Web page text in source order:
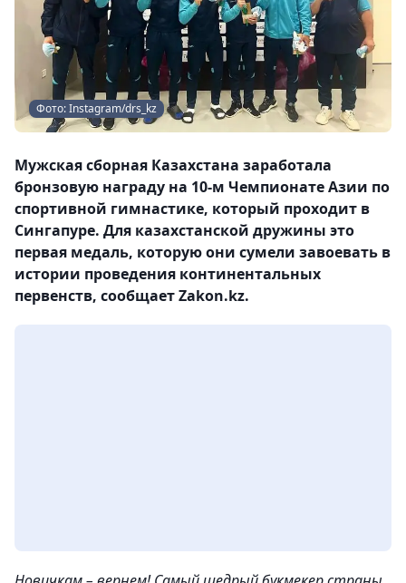
Фото: Instagram/drs_kz
Мужская сборная Казахстана заработала
бронзовую награду на 10-м Чемпионате Азии по
спортивной гимнастике, который проходит в
Сингапуре. Для казахстанской дружины это
первая медаль, которую они сумели завоевать в
истории проведения континентальных
первенств, сообщает Zakon.kz.